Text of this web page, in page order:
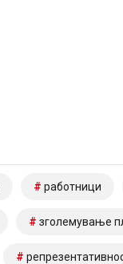
работници
зголемување